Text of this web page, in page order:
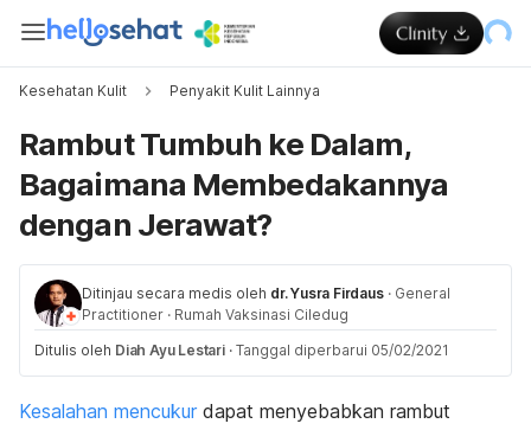
Kesehatan Kulit Penyakit Kulit Lainnya
Rambut Tumbuh ke Dalam,
Bagaimana Membedakannya
dengan Jerawat?
Ditinjau secara medis oleh dr. Yusra Firdaus · General
Practitioner · Rumah Vaksinasi Ciledug
Ditulis oleh Diah Ayu Lestari · Tanggal diperbarui 05/02/2021
Kesalahan mencukur dapat menyebabkan rambut